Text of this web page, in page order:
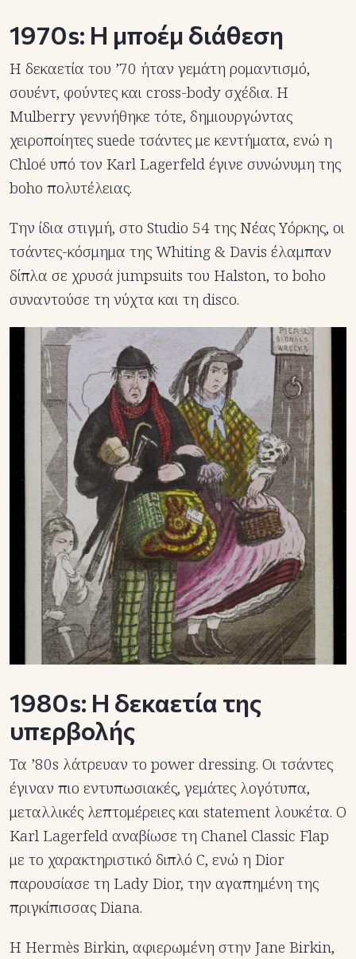
1970s: Η μποέμ διάθεση
Η δεκαετία του ’70 ήταν γεμάτη ρομαντισμό,
σουέντ, φούντες και cross-body σχέδια. Η
Mulberry γεννήθηκε τότε, δημιουργώντας
χειροποίητες suede τσάντες με κεντήματα, ενώ η
Chloé υπό τον Karl Lagerfeld έγινε συνώνυμη της
boho πολυτέλειας.
Την ίδια στιγμή, στο Studio 54 της Νέας Υόρκης, οι
τσάντες-κόσμημα της Whiting & Davis έλαμπαν
δίπλα σε χρυσά jumpsuits του Halston, το boho
συναντούσε τη νύχτα και τη disco.
1980s: Η δεκαετία της
υπερβολής
Τα ’80s λάτρευαν το power dressing. Οι τσάντες
έγιναν πιο εντυπωσιακές, γεμάτες λογότυπα,
μεταλλικές λεπτομέρειες και statement λουκέτα. Ο
Karl Lagerfeld αναβίωσε τη Chanel Classic Flap
με το χαρακτηριστικό διπλό C, ενώ η Dior
παρουσίασε τη Lady Dior, την αγαπημένη της
πριγκίπισσας Diana.
Η Hermès Birkin, αφιερωμένη στην Jane Birkin,